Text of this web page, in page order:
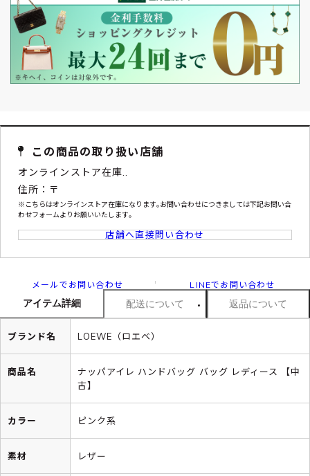
この商品の取り扱い店舗
オンラインストア在庫..
住所：〒
※こちらはオンラインストア在庫になります｡お問い合わせにつきましては下記お問い合
わせフォームよりお願いいたします｡
店舗へ直接問い合わせ
メールでお問い合わせ LINEでお問い合わせ
アイテム詳細 配送について 返品について
ブランド名 LOEWE（ロエベ）
商品名
ナッパアイレ ハンドバッグ バッグ レディース 【中
古】
カラー ピンク系
素材 レザー